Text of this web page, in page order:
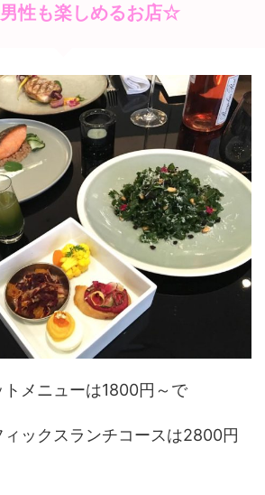
性も楽しめるお店☆
メニューは1800円～で
ィックスランチコースは2800円